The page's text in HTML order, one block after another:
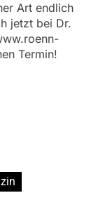
Art endlich
jetzt bei Dr.
Termin!